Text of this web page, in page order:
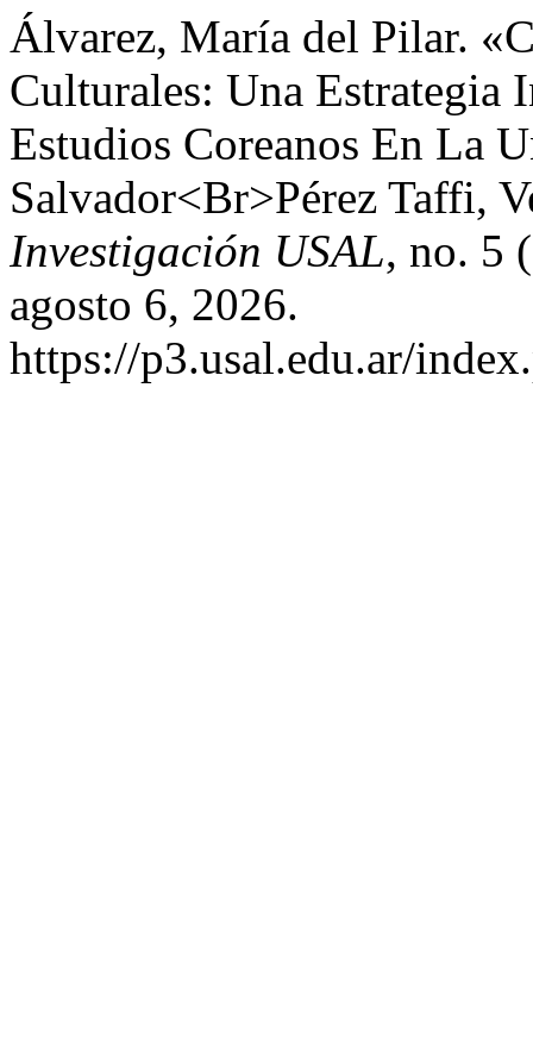
Álvarez, María del Pilar.
Culturales: Una Estrategia
Estudios Coreanos En La
Salvador<Br>Pérez Taffi,
Investigación USAL, no. 5
agosto 6, 2026.
https://p3.usal.edu.ar/